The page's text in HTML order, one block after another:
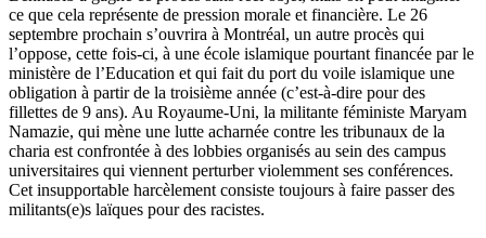
ce que cela représente de pression morale et financière. Le 26
septembre prochain s’ouvrira à Montréal, un autre procès qui
l’oppose, cette fois-ci, à une école islamique pourtant financée par le
ministère de l’Education et qui fait du port du voile islamique une
obligation à partir de la troisième année (c’est-à-dire pour des
fillettes de 9 ans). Au Royaume-Uni, la militante féministe Maryam
Namazie, qui mène une lutte acharnée contre les tribunaux de la
charia est confrontée à des lobbies organisés au sein des campus
universitaires qui viennent perturber violemment ses conférences.
Cet insupportable harcèlement consiste toujours à faire passer des
militants(e)s laïques pour des racistes.